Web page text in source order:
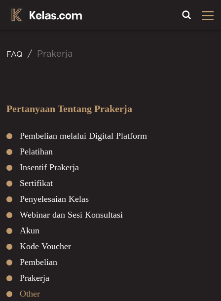
FAQ Prakerja
Pertanyaan Tentang Prakerja
Pembelian melalui Digital Platform
Pelatihan
Insentif Prakerja
Sertifikat
Penyelesaian Kelas
Webinar dan Sesi Konsultasi
Akun
Kode Voucher
Pembelian
Prakerja
Other